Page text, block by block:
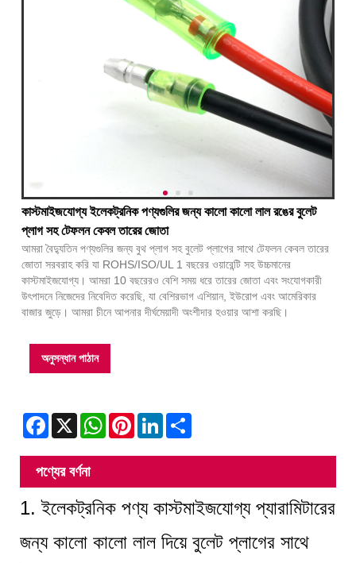
কাস্টমাইজযোগ্য ইলেকট্রনিক পণ্যগুলির জন্য কালো কালো লাল রঙের বুলেট
প্লাগ সহ টেফলন কেবল তারের জোতা
আমরা বৈদ্যুতিন পণ্যগুলির জন্য বুথ প্লাগ সহ বুলেট প্লাগের সাথে টেফলন কেবল তারের
জোতা সরবরাহ করি যা ROHS/ISO/UL 1 বছরের ওয়ারেন্টি সহ উচ্চমানের
কাস্টমাইজযোগ্য। আমরা 10 বছরেরও বেশি সময় ধরে তারের জোতা এবং সংযোগকারী
উৎপাদনে নিজেদের নিবেদিত করেছি, যা বেশিরভাগ এশিয়ান, ইউরোপ এবং আমেরিকার
বাজার জুড়ে। আমরা চীনে আপনার দীর্ঘমেয়াদী অংশীদার হওয়ার আশা করছি।
অনুসন্ধান পাঠান
Facebook
X WhatsAppPinterestLinkedIn
পণ্যের বর্ণনা
1. ইলেকট্রনিক পণ্য কাস্টমাইজযোগ্য প্যারামিটারের
জন্য কালো কালো লাল দিয়ে বুলেট প্লাগের সাথে